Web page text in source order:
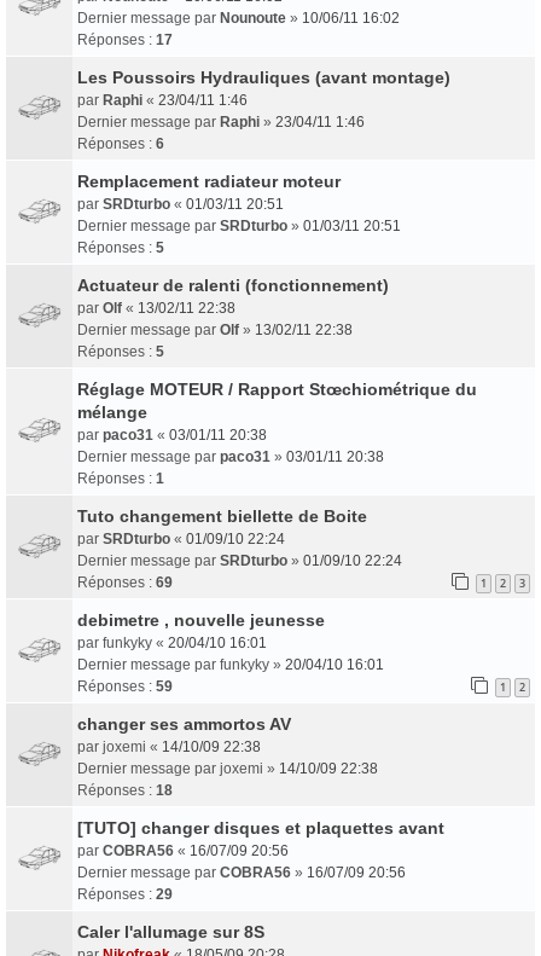
Dernier message par Nounoute » 10/06/11 16:02
Réponses : 17
Les Poussoirs Hydrauliques (avant montage)
par Raphi « 23/04/11 1:46
Dernier message par Raphi » 23/04/11 1:46
Réponses : 6
Remplacement radiateur moteur
par SRDturbo « 01/03/11 20:51
Dernier message par SRDturbo » 01/03/11 20:51
Réponses : 5
Actuateur de ralenti (fonctionnement)
par Olf « 13/02/11 22:38
Dernier message par Olf » 13/02/11 22:38
Réponses : 5
Réglage MOTEUR / Rapport Stœchiométrique du
mélange
par paco31 « 03/01/11 20:38
Dernier message par paco31 » 03/01/11 20:38
Réponses : 1
Tuto changement biellette de Boite
par SRDturbo « 01/09/10 22:24
Dernier message par SRDturbo » 01/09/10 22:24
Réponses : 69 1 2 3
debimetre , nouvelle jeunesse
par funkyky « 20/04/10 16:01
Dernier message par funkyky » 20/04/10 16:01
Réponses : 59 1 2
changer ses ammortos AV
par joxemi « 14/10/09 22:38
Dernier message par joxemi » 14/10/09 22:38
Réponses : 18
[TUTO] changer disques et plaquettes avant
par COBRA56 « 16/07/09 20:56
Dernier message par COBRA56 » 16/07/09 20:56
Réponses : 29
Caler l'allumage sur 8S